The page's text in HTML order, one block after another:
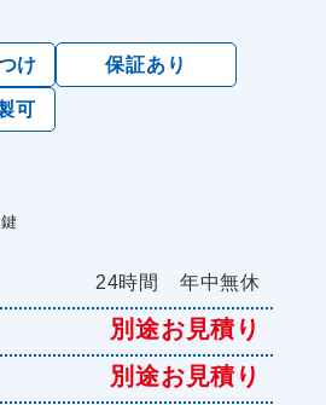
け 保証あり
可
24時間 年中無休
別途お見積り
別途お見積り